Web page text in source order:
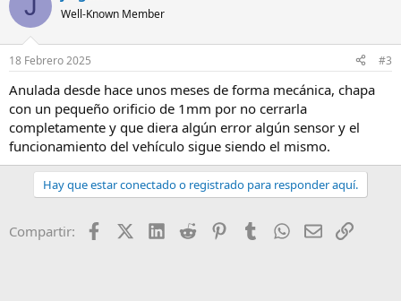
J Well-Known Member
18 Febrero 2025 #3
Anulada desde hace unos meses de forma mecánica, chapa
con un pequeño orificio de 1mm por no cerrarla
completamente y que diera algún error algún sensor y el
funcionamiento del vehículo sigue siendo el mismo.
Hay que estar conectado o registrado para responder aquí.
Compartir: FacebookX (Twitter)
LinkedIn
Reddit PinterestTumblr WhatsApp
E-mailEnlace